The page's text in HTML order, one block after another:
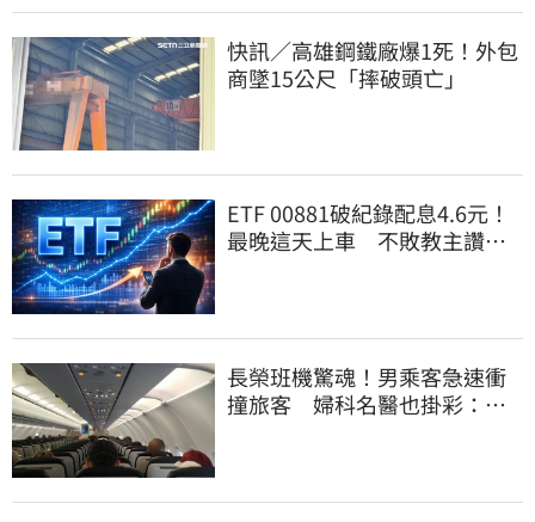
快訊／高雄鋼鐵廠爆1死！外包
商墜15公尺「摔破頭亡」
ETF 00881破紀錄配息4.6元！
最晚這天上車 不敗教主讚：
長榮班機驚魂！男乘客急速衝
撞旅客 婦科名醫也掛彩：全